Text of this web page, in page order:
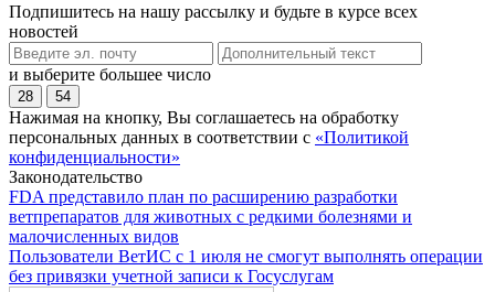
Подпишитесь на нашу рассылку и будьте в курсе всех
новостей
и выберите большее число
28 54
Нажимая на кнопку, Вы соглашаетесь на обработку
персональных данных в соответствии с «Политикой
конфиденциальности»
Законодательство
FDA представило план по расширению разработки
ветпрепаратов для животных с редкими болезнями и
малочисленных видов
Пользователи ВетИС с 1 июля не смогут выполнять операции
без привязки учетной записи к Госуслугам